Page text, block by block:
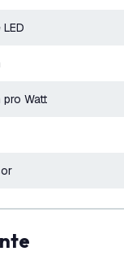
pro Watt